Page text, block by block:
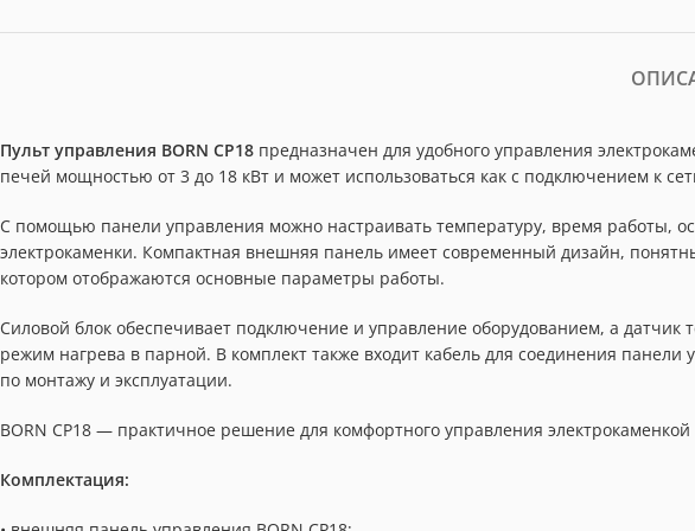
Пульт управления BORN CP18 предназначен для удобного управления
печей мощностью от 3 до 18 кВт и может использоваться как с подключением к
С помощью панели управления можно настраивать температуру, время работы,
электрокаменки. Компактная внешняя панель имеет современный дизайн,
котором отображаются основные параметры работы.
Силовой блок обеспечивает подключение и управление оборудованием, а
режим нагрева в парной. В комплект также входит кабель для соединения панели
по монтажу и эксплуатации.
BORN CP18 — практичное решение для комфортного управления
Комплектация: